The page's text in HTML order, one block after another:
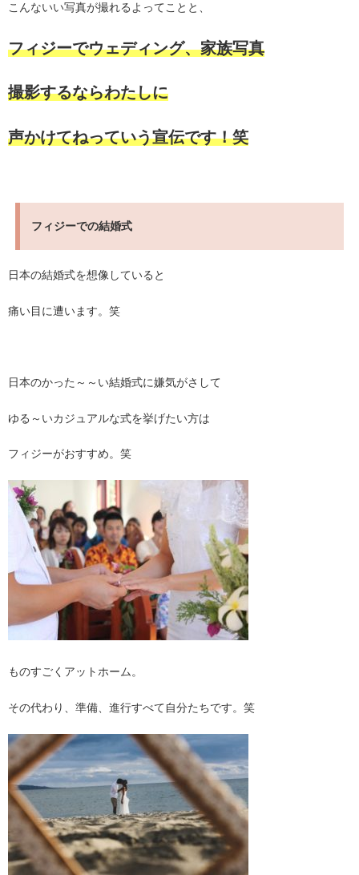
こんないい写真が撮れるよってことと、
フィジーでウェディング、家族写真
撮影するならわたしに
声かけてねっていう宣伝です！笑
フィジーでの結婚式
日本の結婚式を想像していると
痛い目に遭います。笑
日本のかった～～い結婚式に嫌気がさして
ゆる～いカジュアルな式を挙げたい方は
フィジーがおすすめ。笑
ものすごくアットホーム。
その代わり、準備、進行すべて自分たちです。笑